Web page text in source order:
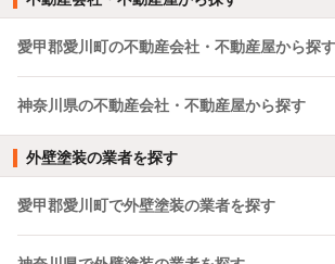
愛甲郡愛川町の不動産会社・不動産屋から探す
神奈川県の不動産会社・不動産屋から探す
外壁塗装の業者を探す
愛甲郡愛川町で外壁塗装の業者を探す